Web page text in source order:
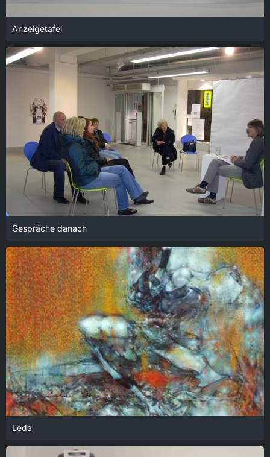
Anzeigetafel
Gespräche danach
Leda